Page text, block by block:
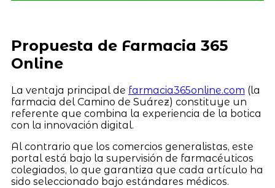
Propuesta de Farmacia 365
Online
La ventaja principal de farmacia365online.com (la
farmacia del Camino de Suárez) constituye un
referente que combina la experiencia de la botica
con la innovación digital.
Al contrario que los comercios generalistas, este
portal está bajo la supervisión de farmacéuticos
colegiados, lo que garantiza que cada artículo ha
sido seleccionado bajo estándares médicos.